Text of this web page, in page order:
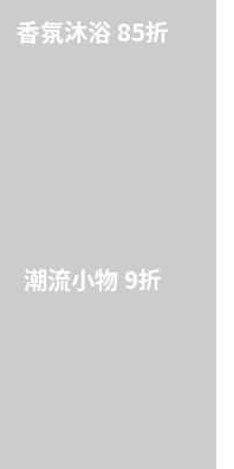
香氛沐浴 85折
潮流小物 9折